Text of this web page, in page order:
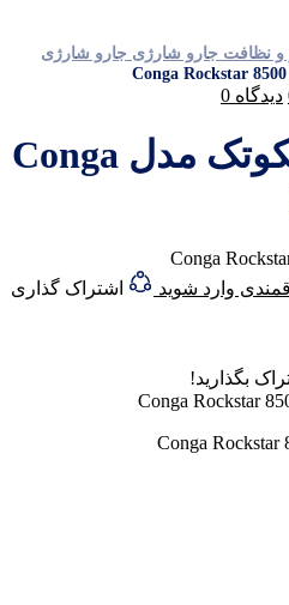
نظافت جارو شارژی جارو شارژی
دیدگاه 0
جارو شارژی سکوتک مدل Conga
Conga
وارد شوید
اشتراک گذاری
بگذارید!